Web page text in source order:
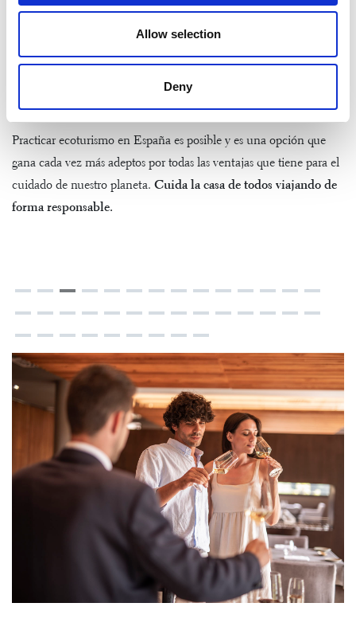
Allow selection
Deny
Pasa por las estancias con aguas a diferentes temperaturas, prueba
el flotarium y el baño de mil chorros y termina la experiencia
reservando un masaje o un sofisticado ritual de la mano de
Disfruta de precios especiales si te
alojas en Mas Salagros.
Practicar ecoturismo en España es posible y es una opción que
gana cada vez más adeptos por todas las ventajas que tiene para el
cuidado de nuestro planeta. Cuida la casa de todos viajando de
forma responsable.